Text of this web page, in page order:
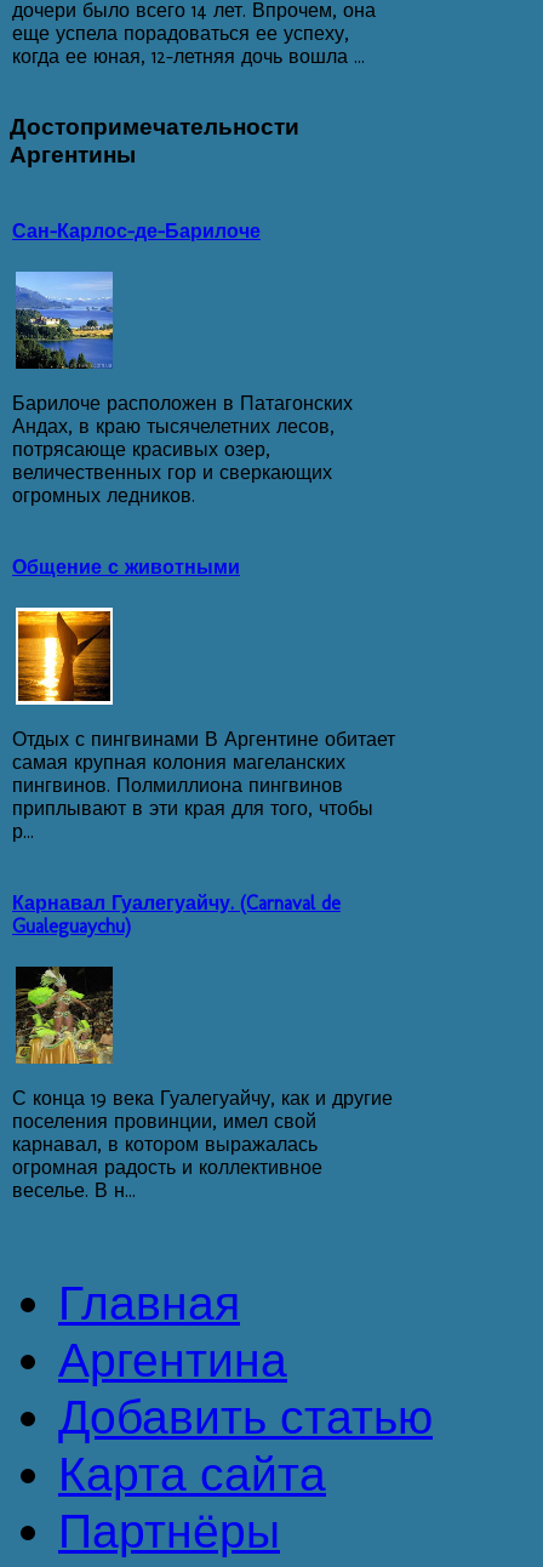
дочери было всего 14 лет. Впрочем, она
еще успела порадоваться ее успеху,
когда ее юная, 12-летняя дочь вошла ...
Достопримечательности
Аргентины
Сан-Карлос-де-Барилоче
Барилоче расположен в Патагонских
Андах, в краю тысячелетних лесов,
потрясающе красивых озер,
величественных гор и сверкающих
огромных ледников.
Общение с животными
Отдых с пингвинами В Аргентине обитает
самая крупная колония магеланских
пингвинов. Полмиллиона пингвинов
приплывают в эти края для того, чтобы
р...
Карнавал Гуалегуайчу. (Carnaval de
Gualeguaychu)
С конца 19 века Гуалегуайчу, как и другие
поселения провинции, имел свой
карнавал, в котором выражалась
огромная радость и коллективное
веселье. В н...
Главная
Аргентина
Добавить статью
Карта сайта
Партнёры